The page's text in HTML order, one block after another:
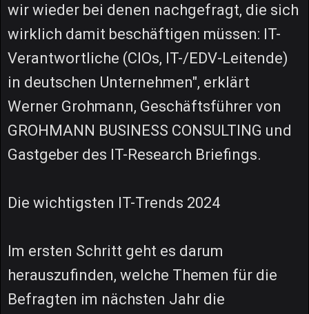
wir wieder bei denen nachgefragt, die sich
wirklich damit beschäftigen müssen: IT-
Verantwortliche (CIOs, IT-/EDV-Leitende)
in deutschen Unternehmen", erklärt
Werner Grohmann, Geschäftsführer von
GROHMANN BUSINESS CONSULTING und
Gastgeber des IT-Research Briefings.
Die wichtigsten IT-Trends 2024
Im ersten Schritt geht es darum
herauszufinden, welche Themen für die
Befragten im nächsten Jahr die